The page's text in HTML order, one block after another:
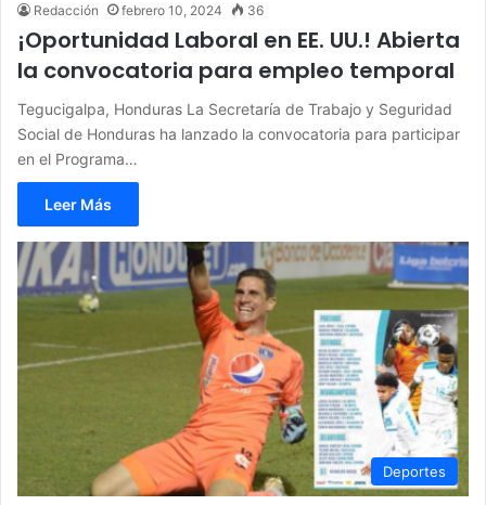
Redacción febrero 10, 2024 36
¡Oportunidad Laboral en EE. UU.! Abierta
la convocatoria para empleo temporal
Tegucigalpa, Honduras La Secretaría de Trabajo y Seguridad
Social de Honduras ha lanzado la convocatoria para participar
en el Programa…
Leer Más
Deportes